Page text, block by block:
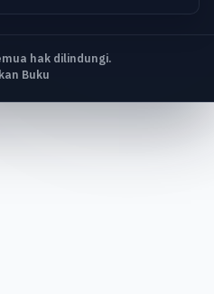
hak dilindungi.
Buku